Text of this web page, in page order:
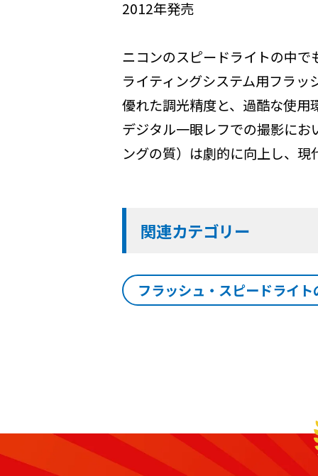
2012年発売
ニコンのスピードライトの中
ライティングシステム用フラッ
優れた調光精度と、過酷な使
デジタル一眼レフでの撮影に
ングの質）は劇的に向上し、
関連カテゴリー
フラッシュ・スピードライト